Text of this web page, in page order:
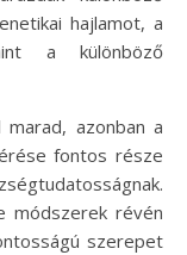
hajlamot, a
a különböző
azonban a
fontos része
módszerek révén
szerepet